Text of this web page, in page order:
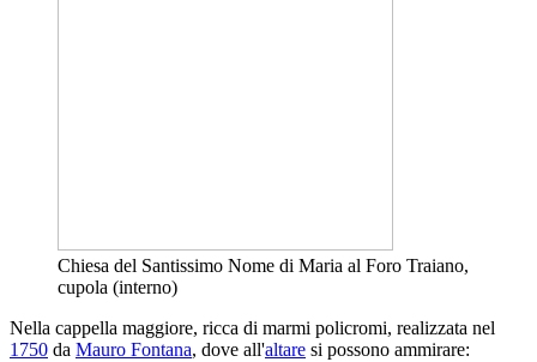
Chiesa del Santissimo Nome di Maria al Foro Traiano,
cupola (interno)
Nella cappella maggiore, ricca di marmi policromi, realizzata nel
1750 da Mauro Fontana, dove all'altare si possono ammirare: